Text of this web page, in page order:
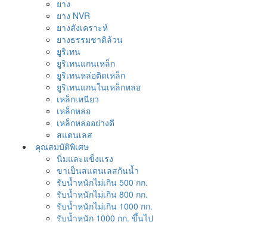
ยาง
ยาง NVR
ยางสังเคราะห์
ยางธรรมชาติล้วน
ยูริเทน
ยูริเทนแกนเหล็ก
ยูริเทนหล่อติดเหล็ก
ยูริเทนแกนในเหล็กหล่อ
เหล็กเหนียว
เหล็กหล่อ
เหล็กหล่ออย่างดี
สแตนเลส
คุณสมบัติพิเศษ
นิ่มและแข็งแรง
ขาเป็นสแตนเลสกันน้ำ
รับน้ำหนักไม่เกิน 500 กก.
รับน้ำหนักไม่เกิน 800 กก.
รับน้ำหนักไม่เกิน 1000 กก.
รับน้ำหนัก 1000 กก. ขึ้นไป